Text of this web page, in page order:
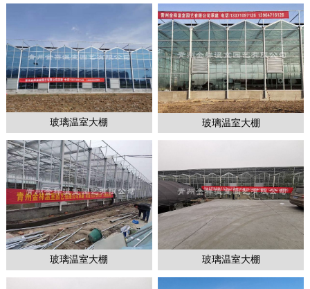
1
玻璃温室大棚 玻璃温室大棚
玻璃温室大棚 玻璃温室大棚